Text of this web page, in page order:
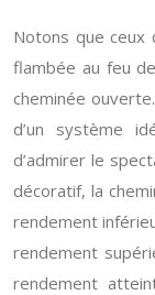
Notons que ceux
flambée au feu
cheminée
d’un système
d’admirer le
décoratif, la
rendement
rendement
rendement